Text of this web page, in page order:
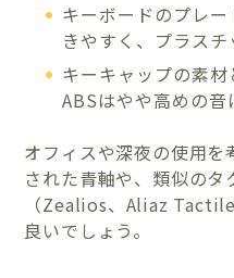
キーボードのプレ
きやすく、プラスチ
キーキャップの素材
ABSはやや高めの音
オフィスや深夜の使用を
された青軸や、類似の
（Zealios、Aliaz
良いでしょう。